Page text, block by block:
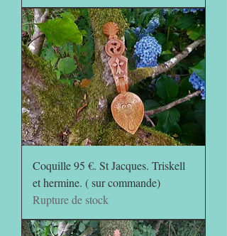
Coquille 95 €. St Jacques. Triskell
et hermine. ( sur commande)
Rupture de stock